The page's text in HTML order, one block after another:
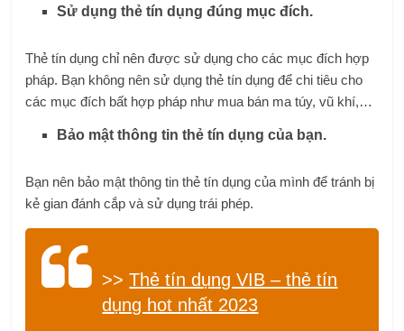
Sử dụng thẻ tín dụng đúng mục đích.
Thẻ tín dụng chỉ nên được sử dụng cho các mục đích hợp
pháp. Bạn không nên sử dụng thẻ tín dụng để chi tiêu cho
các mục đích bất hợp pháp như mua bán ma túy, vũ khí,…
Bảo mật thông tin thẻ tín dụng của bạn.
Bạn nên bảo mật thông tin thẻ tín dụng của mình để tránh bị
kẻ gian đánh cắp và sử dụng trái phép.
>>Thẻ tín dụng VIB – thẻ tín
dụng hot nhất 2023